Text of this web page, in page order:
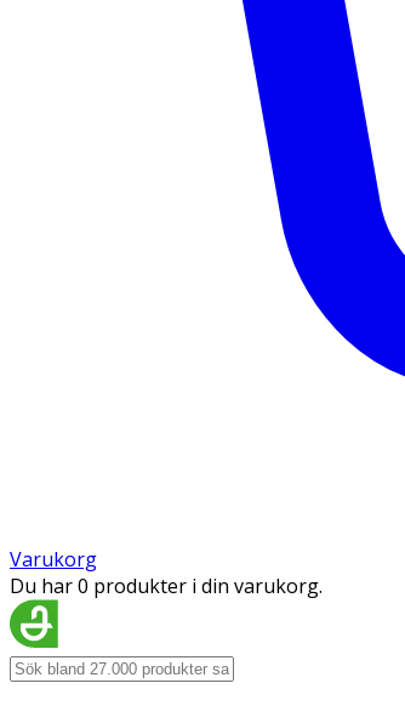
Varukorg
Du har 0 produkter i din varukorg.